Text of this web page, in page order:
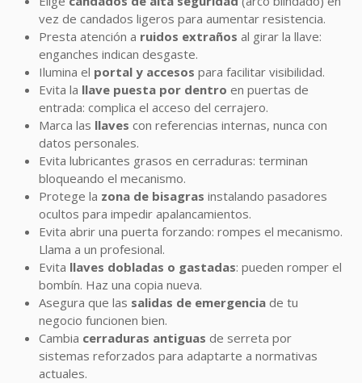
vez de candados ligeros para aumentar resistencia.
Presta atención a ruidos extraños al girar la llave:
enganches indican desgaste.
Ilumina el portal y accesos para facilitar visibilidad.
Evita la llave puesta por dentro en puertas de
entrada: complica el acceso del cerrajero.
Marca las llaves con referencias internas, nunca con
datos personales.
Evita lubricantes grasos en cerraduras: terminan
bloqueando el mecanismo.
Protege la zona de bisagras instalando pasadores
ocultos para impedir apalancamientos.
Evita abrir una puerta forzando: rompes el mecanismo.
Llama a un profesional.
Evita llaves dobladas o gastadas: pueden romper el
bombín. Haz una copia nueva.
Asegura que las salidas de emergencia de tu
negocio funcionen bien.
Cambia cerraduras antiguas de serreta por
sistemas reforzados para adaptarte a normativas
actuales.